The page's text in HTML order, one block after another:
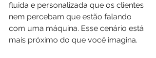
fluida e personalizada que os clientes
nem percebam que estão falando
com uma máquina. Esse cenário está
mais próximo do que você imagina.